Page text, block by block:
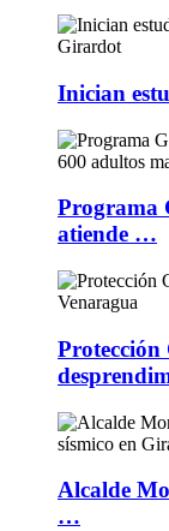
Inician
Programa
atiende …
Alcalde
…